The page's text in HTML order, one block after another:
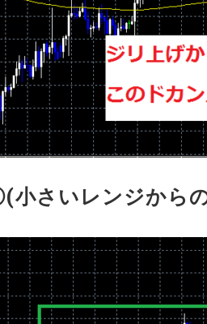
小さいレンジから